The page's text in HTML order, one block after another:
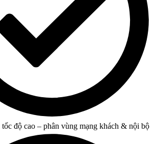
độ cao – phân vùng mạng khách & nội bộ